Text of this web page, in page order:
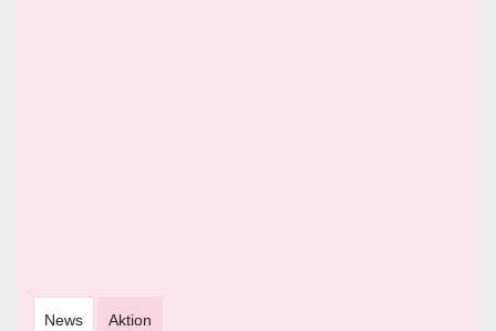
News Aktion